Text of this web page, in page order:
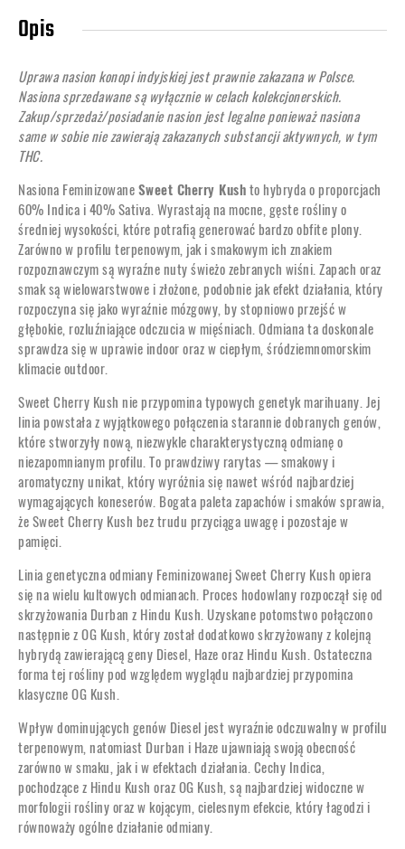
Opis
Uprawa nasion konopi indyjskiej jest prawnie zakazana w Polsce.
Nasiona sprzedawane są wyłącznie w celach kolekcjonerskich.
Zakup/sprzedaż/posiadanie nasion jest legalne ponieważ nasiona
same w sobie nie zawierają zakazanych substancji aktywnych, w tym
THC.
Nasiona FeminizowaneSweet Cherry Kushto hybryda o proporcjach
60% Indica i 40% Sativa. Wyrastają na mocne, gęste rośliny o
średniej wysokości, które potrafią generować bardzo obfite plony.
Zarówno w profilu terpenowym, jak i smakowym ich znakiem
rozpoznawczym są wyraźne nuty świeżo zebranych wiśni. Zapach oraz
smak są wielowarstwowe i złożone, podobnie jak efekt działania, który
rozpoczyna się jako wyraźnie mózgowy, by stopniowo przejść w
głębokie, rozluźniające odczucia w mięśniach. Odmiana ta doskonale
sprawdza się w uprawie indoor oraz w ciepłym, śródziemnomorskim
klimacie outdoor.
Sweet Cherry Kush nie przypomina typowych genetyk marihuany. Jej
linia powstała z wyjątkowego połączenia starannie dobranych genów,
które stworzyły nową, niezwykle charakterystyczną odmianę o
niezapomnianym profilu. To prawdziwy rarytas — smakowy i
aromatyczny unikat, który wyróżnia się nawet wśród najbardziej
wymagających koneserów. Bogata paleta zapachów i smaków sprawia,
że Sweet Cherry Kush bez trudu przyciąga uwagę i pozostaje w
pamięci.
Linia genetyczna odmiany Feminizowanej Sweet Cherry Kush opiera
się na wielu kultowych odmianach. Proces hodowlany rozpoczął się od
skrzyżowania Durban z Hindu Kush. Uzyskane potomstwo połączono
następnie z OG Kush, który został dodatkowo skrzyżowany z kolejną
hybrydą zawierającą geny Diesel, Haze oraz Hindu Kush. Ostateczna
forma tej rośliny pod względem wyglądu najbardziej przypomina
klasyczne OG Kush.
Wpływ dominujących genów Diesel jest wyraźnie odczuwalny w profilu
terpenowym, natomiast Durban i Haze ujawniają swoją obecność
zarówno w smaku, jak i w efektach działania. Cechy Indica,
pochodzące z Hindu Kush oraz OG Kush, są najbardziej widoczne w
morfologii rośliny oraz w kojącym, cielesnym efekcie, który łagodzi i
równoważy ogólne działanie odmiany.